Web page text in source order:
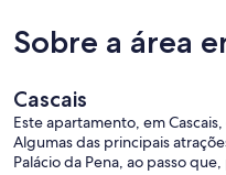
Sobre a área
Cascais
Este apartamento, em
Algumas das principais
Palácio da Pena, ao passo